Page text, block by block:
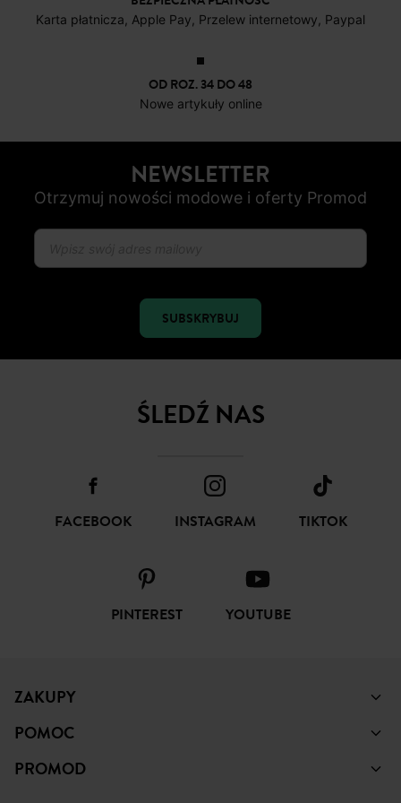
Karta płatnicza, Apple Pay, Przelew internetowy, Paypal
OD ROZ. 34 DO 48
Nowe artykuły online
NEWSLETTER
Otrzymuj nowości modowe i oferty Promod
SUBSKRYBUJ
ŚLEDŹ NAS
FACEBOOK INSTAGRAM TIKTOK
PINTEREST YOUTUBE
ZAKUPY
POMOC
PROMOD